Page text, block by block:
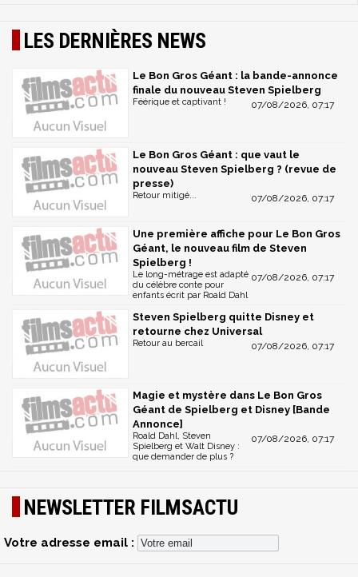
LES DERNIÈRES NEWS
Le Bon Gros Géant : la bande-annonce
finale du nouveau Steven Spielberg
07/08/2026, 07:17
Féérique et captivant !
Le Bon Gros Géant : que vaut le
nouveau Steven Spielberg ? (revue de
presse)
07/08/2026, 07:17
Retour mitigé...
Une première affiche pour Le Bon Gros
Géant, le nouveau film de Steven
Spielberg !
07/08/2026, 07:17
Le long-métrage est adapté
du célèbre conte pour
enfants écrit par Roald Dahl
Steven Spielberg quitte Disney et
retourne chez Universal
07/08/2026, 07:17
Retour au bercail
Magie et mystère dans Le Bon Gros
Géant de Spielberg et Disney [Bande
Annonce]
07/08/2026, 07:17
Roald Dahl, Steven
Spielberg et Walt Disney :
que demander de plus ?
NEWSLETTER FILMSACTU
Votre adresse email :